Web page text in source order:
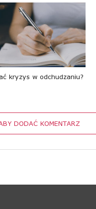
kryzys w odchudzaniu?
DODAĆ KOMENTARZ